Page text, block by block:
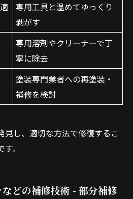
専用工具と温めてゆっくり
剥がす
専用溶剤やクリーナーで丁
寧に除去
塗装専門業者への再塗装・
補修を検討
見し、適切な方法で修復するこ
。
どの補修技術 - 部分補修